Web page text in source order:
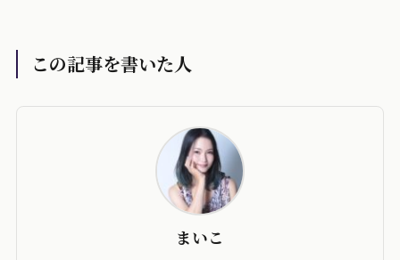
この記事を書いた人
まいこ